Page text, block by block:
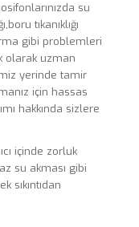
su
tıkanıklığı
gibi problemleri
olarak uzman
yerinde tamir
için hassas
hakkında sizlere
içinde zorluk
su akması gibi
sıkıntıdan